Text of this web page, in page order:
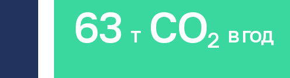
63 тCO2 в год